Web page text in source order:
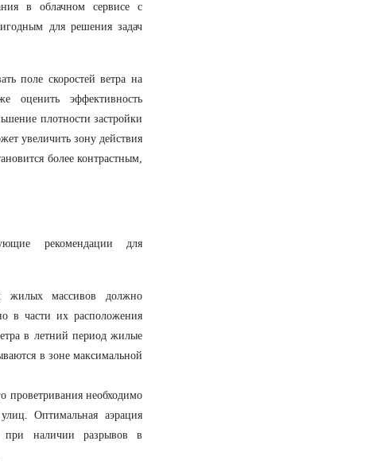
в облачном сервисе с
для решения задач
поле скоростей ветра на
оценить эффективность
плотности застройки
увеличить зону действия
более контрастным,
рекомендации для
жилых массивов должно
в части их расположения
в летний период жилые
в зоне максимальной
проветривания необходимо
Оптимальная аэрация
наличии разрывов в